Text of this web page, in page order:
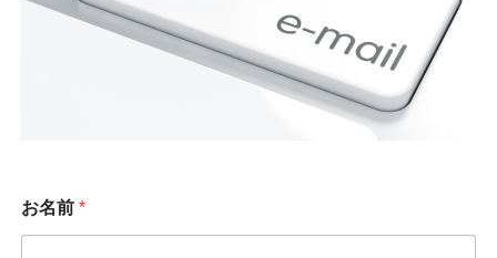
お名前 *